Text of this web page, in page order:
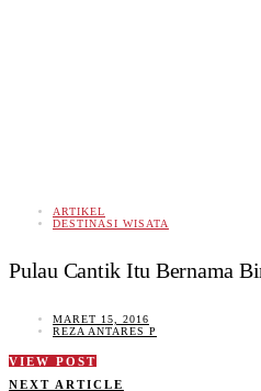
ARTIKEL
DESTINASI WISATA
Pulau Cantik Itu Bernama
MARET 15, 2016
REZA ANTARES P
VIEW POST
NEXT ARTICLE